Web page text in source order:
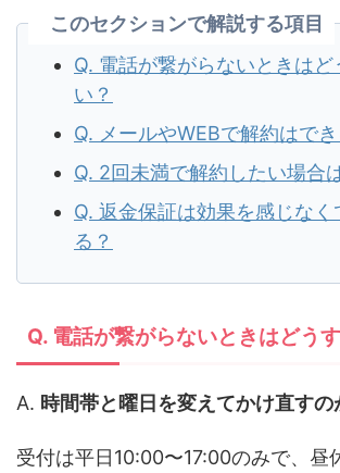
このセクションで解説する項目
Q. 電話が繋がらないときはど
い？
Q. メールやWEBで解約はでき
Q. 2回未満で解約したい場合
Q. 返金保証は効果を感じなく
る？
Q. 電話が繋がらないときはどう
A. 時間帯と曜日を変えてかけ直すの
受付は平日10:00〜17:00のみで、昼